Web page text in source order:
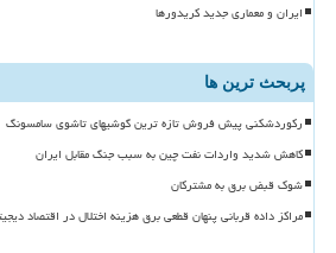
ایران و معماری جدید کریدورها
پربحث ترین ها
رکوردشکنی پیش فروش تازه ترین گوشیهای تاشوی سامسونگ
کاهش شدید واردات نفت چین به سبب جنگ مقابل ایران
شوک قبض برق به مشترکان
مراکز داده قربانی پنهان قطعی برق هزینه اختلال در اقتصاد